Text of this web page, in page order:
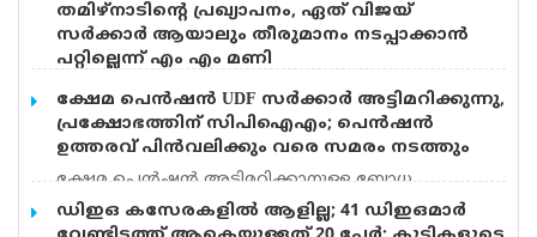
തമിഴ്നാടിന്റെ പ്രഖ്യാപനം, ഏത് വിജയ്
സർക്കാർ ആയാലും തീരുമാനം നടപ്പാക്കാൻ
പറ്റില്ലെന്ന് എം എം മണി
മുല്ലപ്പെരിയാറിൽ ജലനിരപ്പ് ഉയർത്തും എന്ന
തമിഴ്നാടിന്റെ പ്രഖ്യാപനത്തിൽ പ്രതികരിച്ച് മുൻമന്ത്രി
എം എം മണി. തമിഴ്നാട് സർക്കാരിന്
തീരുമാനമെടുത്ത് അവിടെ വെക്കാനേ സാധിക്കു.
നിലവിലുള്ള ജലനിരപ്പ് ഉയർത്താൻ കേരളം
അനുവദിക്കരുത്. തമിഴ്നാടിന് ഇപ്പോൾ കൊടുക്കുന്ന
ക്ഷേമ പെൻഷൻ UDF സർക്കാർ അട്ടിമറിക്കുന്നു,
പ്രക്ഷോഭത്തിന് സിപിഐഎം; പെൻഷൻ
ഉത്തരവ് പിൻവലിക്കും വരെ സമരം നടത്തും
ക്ഷേമ പെൻഷൻ അട്ടിമറിക്കാനുള്ള ബോധ
പൂർവമായ ശ്രമമാണ് യു ഡി എഫ് സർക്കാർ
നടത്തുന്നതെന്ന് സിപിഐഎം സംസ്ഥാന സെക്രട്ടറി
ഡിഇഒ കസേരകളില്‍ ആളില്ല; 41 ഡിഇഒമാര്‍